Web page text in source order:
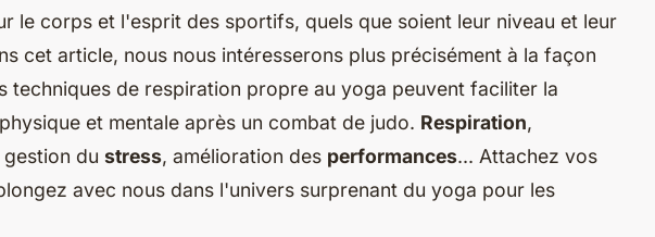
le corps et l'esprit des sportifs, quels que soient leur niveau et leur
cet article, nous nous intéresserons plus précisément à la façon
techniques de respiration propre au yoga peuvent faciliter la
et mentale après un combat de judo. Respiration,
du stress, amélioration des performances... Attachez vos
avec nous dans l'univers surprenant du yoga pour les